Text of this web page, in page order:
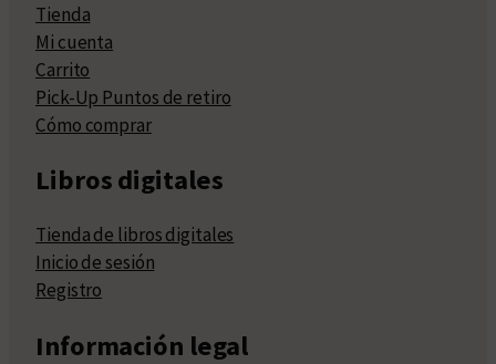
Tienda
Mi cuenta
Carrito
Pick-Up Puntos de retiro
Cómo comprar
Libros digitales
Tienda de libros digitales
Inicio de sesión
Registro
Información legal